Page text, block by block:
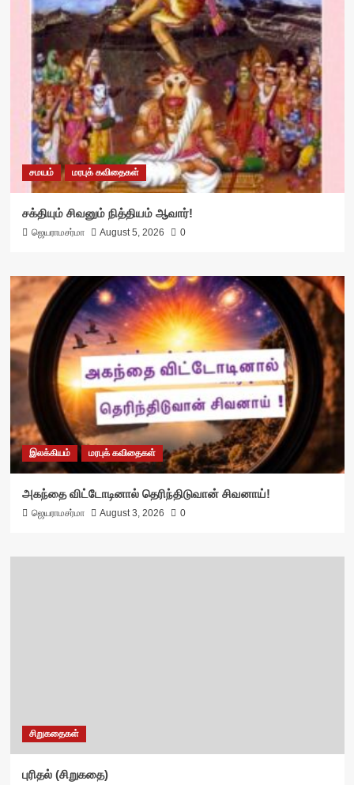
சமயம் மரபுக் கவிதைகள்
சக்தியும் சிவனும் நித்தியம் ஆவார்!
ஜெயராமசர்மா August 5, 2026 0
இலக்கியம் மரபுக் கவிதைகள்
அகந்தை விட்டோடினால் தெரிந்திடுவான் சிவனாய்!
ஜெயராமசர்மா August 3, 2026 0
சிறுகதைகள்
புரிதல் (சிறுகதை)